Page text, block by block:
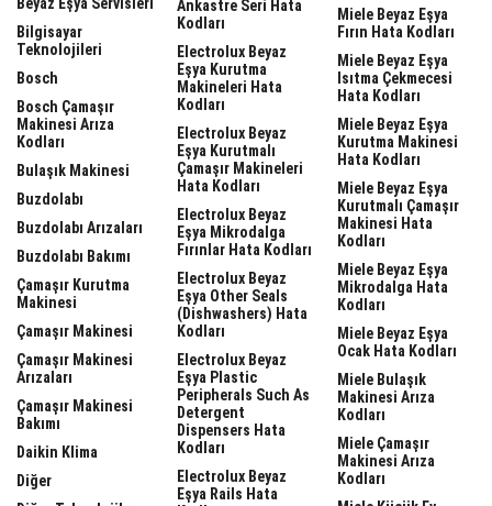
Bilgisayar
Teknolojileri
Bosch
Bosch Çamaşır
Makinesi Arıza
Kodları
Bulaşık Makinesi
Buzdolabı
Buzdolabı Arızaları
Buzdolabı Bakımı
Çamaşır Kurutma
Makinesi
Çamaşır Makinesi
Çamaşır Makinesi
Arızaları
Çamaşır Makinesi
Bakımı
Daikin Klima
Diğer
Ankastre Seri Hata
Kodları
Electrolux Beyaz
Eşya Kurutma
Makineleri Hata
Kodları
Electrolux Beyaz
Eşya Kurutmalı
Çamaşır Makineleri
Hata Kodları
Electrolux Beyaz
Eşya Mikrodalga
Fırınlar Hata Kodları
Electrolux Beyaz
Eşya Other Seals
(dishwashers) Hata
Kodları
Electrolux Beyaz
Eşya Plastic
Peripherals Such As
Detergent
Dispensers Hata
Kodları
Electrolux Beyaz
Eşya Rails Hata
Miele Beyaz Eşya
Fırın Hata Kodları
Miele Beyaz Eşya
Isıtma Çekmecesi
Hata Kodları
Miele Beyaz Eşya
Kurutma Makinesi
Hata Kodları
Miele Beyaz Eşya
Kurutmalı Çamaşır
Makinesi Hata
Kodları
Miele Beyaz Eşya
Mikrodalga Hata
Kodları
Miele Beyaz Eşya
Ocak Hata Kodları
Miele Bulaşık
Makinesi Arıza
Kodları
Miele Çamaşır
Makinesi Arıza
Kodları